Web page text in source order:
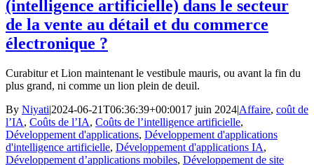
(intelligence artificielle) dans le secteur
de la vente au détail et du commerce
électronique ?
Curabitur et Lion maintenant le vestibule mauris, ou avant la fin du
plus grand, ni comme un lion plein de deuil.
By Niyati|2024-06-21T06:36:39+00:0017 juin 2024|Affaire, coût de
l’IA, Coûts de l’IA, Coûts de l’intelligence artificielle,
Développement d'applications, Développement d'applications
d'intelligence artificielle, Développement d'applications IA,
Développement d’applications mobiles, Développement de site